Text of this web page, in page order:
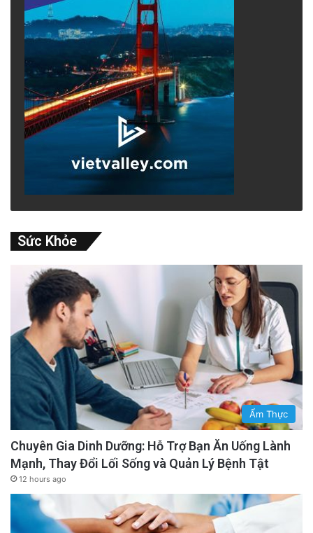
Sức Khỏe
Ẩm Thực
Chuyên Gia Dinh Dưỡng: Hỗ Trợ Bạn Ăn Uống Lành
Mạnh, Thay Đổi Lối Sống và Quản Lý Bệnh Tật
12 hours ago